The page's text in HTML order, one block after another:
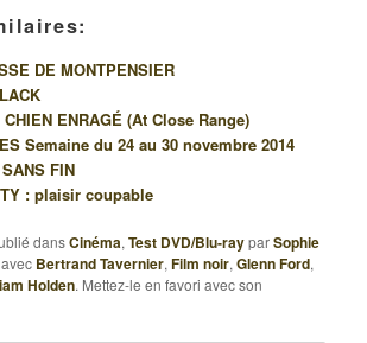
DE MONTPENSIER
CHIEN ENRAGÉ (At Close Range)
Semaine du 24 au 30 novembre 2014
FIN
: plaisir coupable
dansCinéma,Test DVD/Blu-rayparSophie
Bertrand Tavernier,Film noir,Glenn Ford,
Holden. Mettez-le en favori avec son